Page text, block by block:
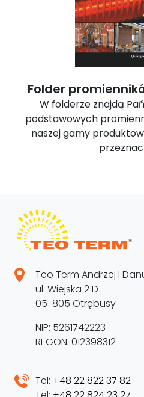
Folder
W folderze znajdą
podstawowych
naszej gamy
Teo Term Andrzej I
ul. Wiejska 2 D
05-805 Otrębusy
NIP: 5261742223
REGON: 012398312
Tel: +48 22 822 37 82